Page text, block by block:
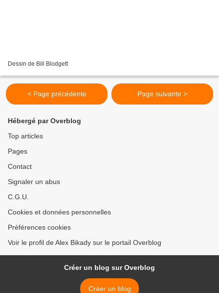
Dessin de Bill Blodgett
< Page précédente Page suivante >
Hébergé par Overblog
Top articles
Pages
Contact
Signaler un abus
C.G.U.
Cookies et données personnelles
Préférences cookies
Voir le profil de Alex Bikady sur le portail Overblog
Créer un blog sur Overblog
Créer un blog